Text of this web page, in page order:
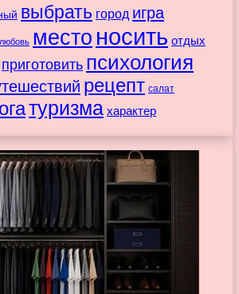
выбрать город игра
любовь место носить отдых
приготовить психология
рецепт салат
туризма характер